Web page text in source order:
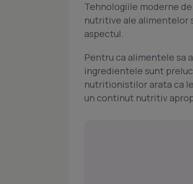
Tehnologiile moderne
nutritive ale alimentelor
aspectul.
Pentru ca alimentele sa
ingredientele sunt
nutritionistilor arata ca
un continut nutritiv